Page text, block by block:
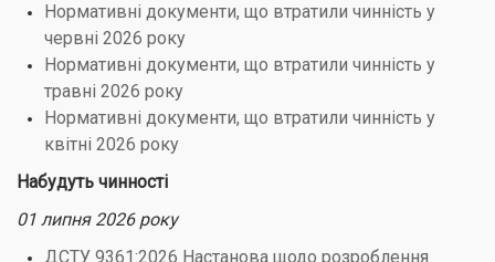
Нормативні документи, що втратили чинність у
червні 2026 року
Нормативні документи, що втратили чинність у
травні 2026 року
Нормативні документи, що втратили чинність у
квітні 2026 року
Набудуть чинності
01 липня 2026 року
ДСТУ 9361:2026 Настанова щодо розроблення